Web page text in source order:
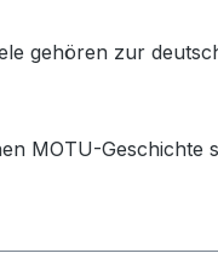
gehören zur
MOTU-Geschichte